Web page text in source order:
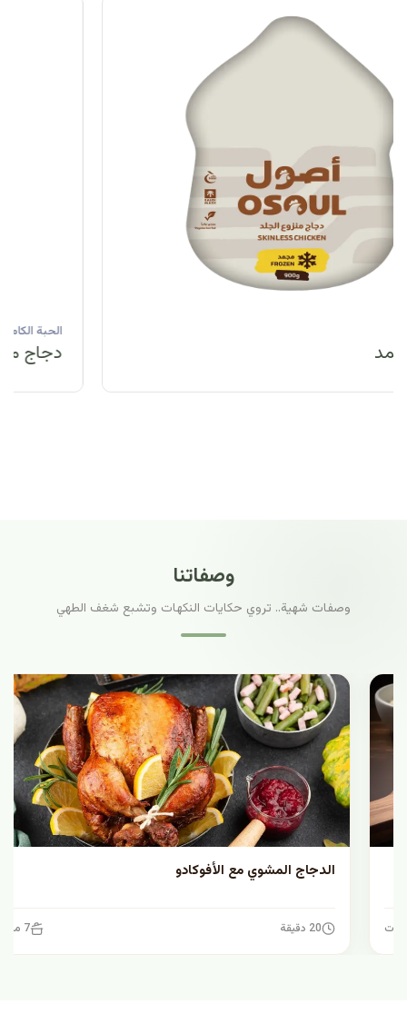
وصفاتنا
وصفات شهية.. تروي حكايات النكهات وتشبع شغف الطهي
الدجاج المشوي مع الأفوكادو